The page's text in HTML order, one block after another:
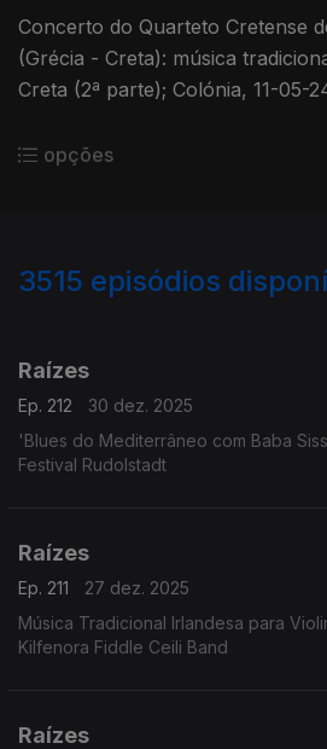
Concerto do Quarteto Cretense
(Grécia - Creta): música
Creta (2ª parte); Colónia, 11-05-
opções
3515 episódios
Raízes
Ep. 212
30 dez. 2025
'Blues do Mediterrâneo com Baba
Festival Rudolstadt
Raízes
Ep. 211
27 dez. 2025
Música Tradicional Irlandesa para
Kilfenora Fiddle Ceili Band
Raízes